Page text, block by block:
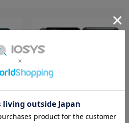
Xiaomi POCO M8 5G ブラ